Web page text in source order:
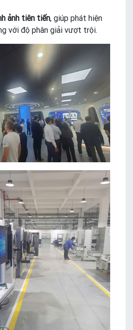
ảnh tiên tiến, giúp phát hiện
với độ phân giải vượt trội.